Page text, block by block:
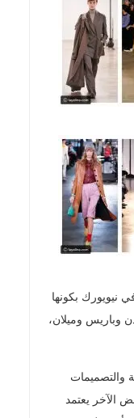
نيويورك بكونها
وباريس وميلان،
والتصميمات
الآخر يعتمد